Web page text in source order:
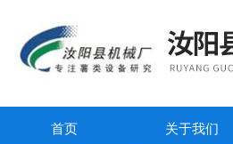
首页 关于我们